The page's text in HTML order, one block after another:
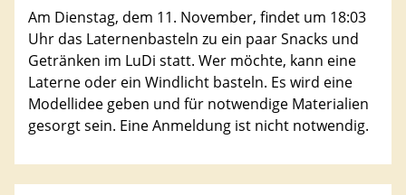
Am Dienstag, dem 11. November, findet um 18:03
Uhr das Laternenbasteln zu ein paar Snacks und
Getränken im LuDi statt. Wer möchte, kann eine
Laterne oder ein Windlicht basteln. Es wird eine
Modellidee geben und für notwendige Materialien
gesorgt sein. Eine Anmeldung ist nicht notwendig.